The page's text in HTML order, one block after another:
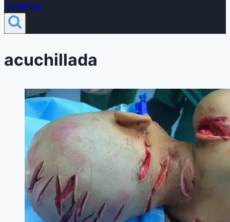
Groleros!
acuchillada